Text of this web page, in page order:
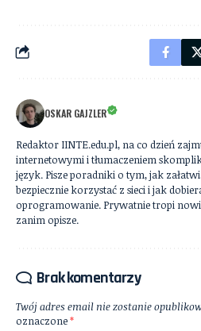
OSKAR GAJZLER
Redaktor IINTE.edu.pl, na co dzień
internetowymi i tłumaczeniem
język. Pisze poradniki o tym, jak
bezpiecznie korzystać z sieci i jak
oprogramowanie. Prywatnie tropi
zanim opisze.
Brak komentarzy
Twój adres email nie zostanie
oznaczone*